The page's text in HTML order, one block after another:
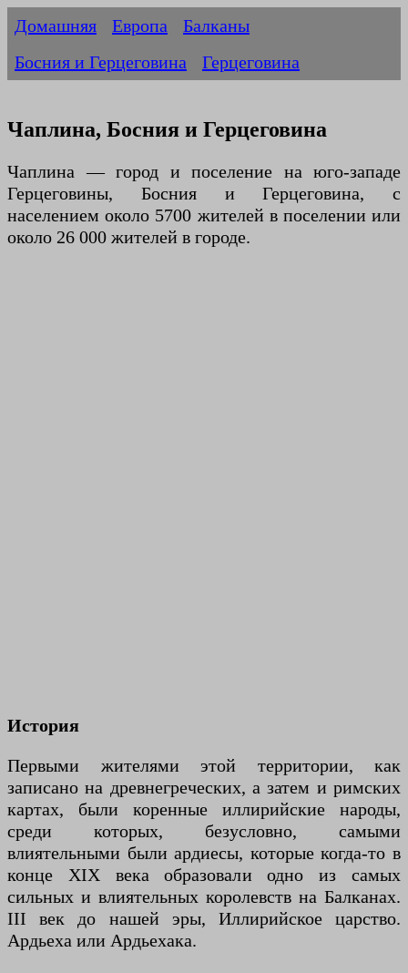
Домашняя Европа
Балканы
Босния и Герцеговина
Герцеговина
Чаплина, Босния и Герцеговина
Чаплина — город и поселение на юго-западе
Герцеговины, Босния и Герцеговина, с
населением около 5700 жителей в поселении или
около 26 000 жителей в городе.
История
Первыми жителями этой территории, как
записано на древнегреческих, а затем и римских
картах, были коренные иллирийские народы,
среди которых, безусловно, самыми
влиятельными были ардиесы, которые когда-то в
конце XIX века образовали одно из самых
сильных и влиятельных королевств на Балканах.
III век до нашей эры, Иллирийское царство.
Ардьеха или Ардьехака.